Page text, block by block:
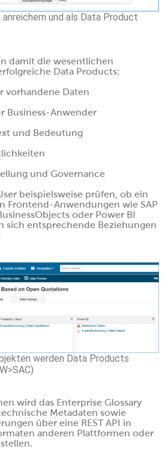
und als Data Product
damit die wesentlichen
Data Products:
vorhandene Daten
Business-Anwender
und Bedeutung
und Governance
beispielsweise prüfen, ob ein
Frontend-Anwendungen wie SAP
oder Power BI
sich entsprechende Beziehungen
werden Data Products
wird das Enterprise Glossary
Metadaten sowie
über eine REST API in
anderen Plattformen oder